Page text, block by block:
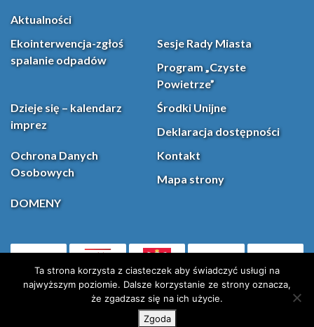
Aktualności
Ekointerwencja-zgłoś
spalanie odpadów
Sesje Rady Miasta
Program „Czyste
Powietrze”
Dzieje się – kalendarz
imprez
Środki Unijne
Deklaracja dostępności
Ochrona Danych
Osobowych
Kontakt
Mapa strony
DOMENY
(otwiera się w nowej karcie)Facebook
X (Twitter)
Ta strona korzysta z ciasteczek aby świadczyć usługi na
najwyższym poziomie. Dalsze korzystanie ze strony oznacza,
że zgadzasz się na ich użycie.
Zgoda